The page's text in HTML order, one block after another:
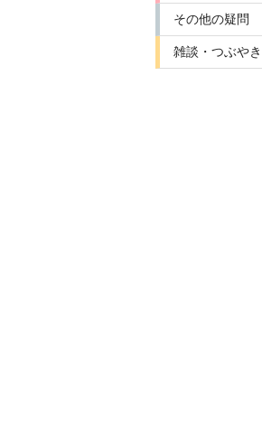
その他の疑問
雑談・つぶやき